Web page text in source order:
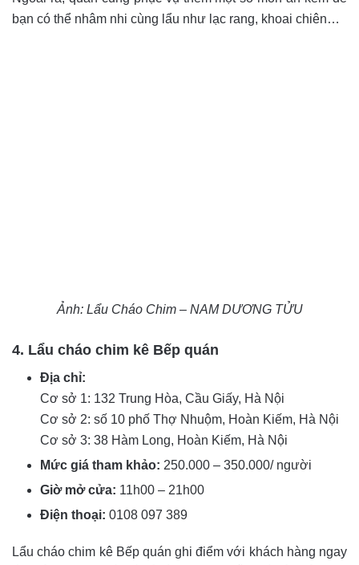
bạn có thể nhâm nhi cùng lẩu như lạc rang, khoai chiên…
Ảnh: Lẩu Cháo Chim – NAM DƯƠNG TỬU
4. Lẩu cháo chim kê Bếp quán
Địa chỉ:
Cơ sở 1: 132 Trung Hòa, Cầu Giấy, Hà Nội
Cơ sở 2: số 10 phố Thợ Nhuộm, Hoàn Kiếm, Hà Nội
Cơ sở 3: 38 Hàm Long, Hoàn Kiếm, Hà Nội
Mức giá tham khảo: 250.000 – 350.000/ người
Giờ mở cửa: 11h00 – 21h00
Điện thoại: 0108 097 389
Lẩu cháo chim kê Bếp quán ghi điểm với khách hàng ngay